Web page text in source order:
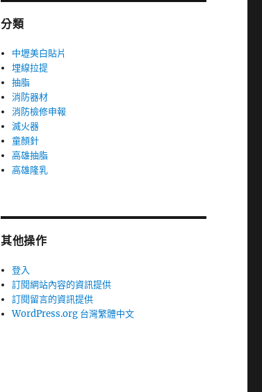
分類
中壢美白貼片
埋線拉提
抽脂
消防器材
消防檢修申報
滅火器
童顏針
高雄抽脂
高雄隆乳
其他操作
登入
訂閱網站內容的資訊提供
訂閱留言的資訊提供
WordPress.org 台灣繁體中文